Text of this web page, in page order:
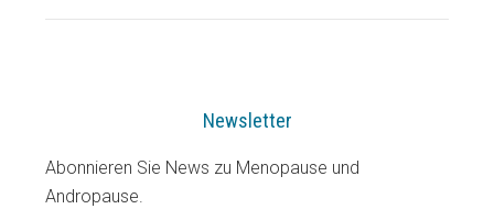
Newsletter
Abonnieren Sie News zu Menopause und
Andropause.